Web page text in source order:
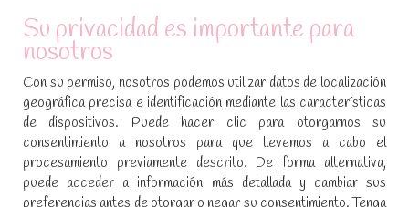
ATENCIÓN AL CLIENTE
Condiciones de compra
Aviso legal y política de privacidad
Política de cookies
SÍGUENOS EN REDES SOCIALES
Su privacidad es importante para
nosotros
Con su permiso, nosotros podemos utilizar datos de localización
geográfica precisa e identificación mediante las características
de dispositivos. Puede hacer clic para otorgarnos su
consentimiento a nosotros para que llevemos a cabo el
procesamiento previamente descrito. De forma alternativa,
puede acceder a información más detallada y cambiar sus
preferencias antes de otorgar o negar su consentimiento. Tenga